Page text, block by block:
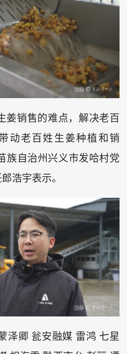
姜销售的难点，解决老百
动老百姓生姜种植和销
族自治州兴义市发哈村党
浩宇表示。
泽卿 瓮安融媒 雷鸿 七星